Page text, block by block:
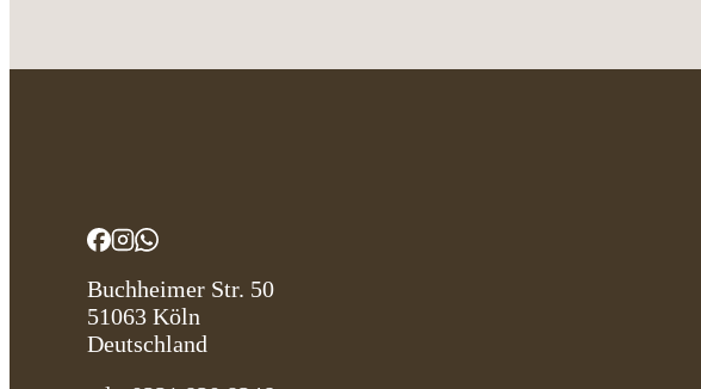
Buchheimer Str. 50
51063 Köln
Deutschland